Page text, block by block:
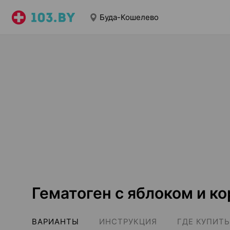
Буда-Кошелево
Гематоген с яблоком и
ВАРИАНТЫ ИНСТРУКЦИЯ ГДЕ КУПИТЬ